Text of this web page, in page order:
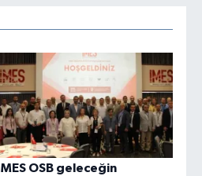
İMES OSB geleceğin